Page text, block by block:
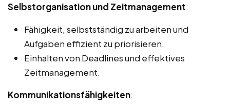
Selbstorganisation und Zeitmanagement:
Fähigkeit, selbstständig zu arbeiten und
Aufgaben effizient zu priorisieren.
Einhalten von Deadlines und effektives
Zeitmanagement.
Kommunikationsfähigkeiten: